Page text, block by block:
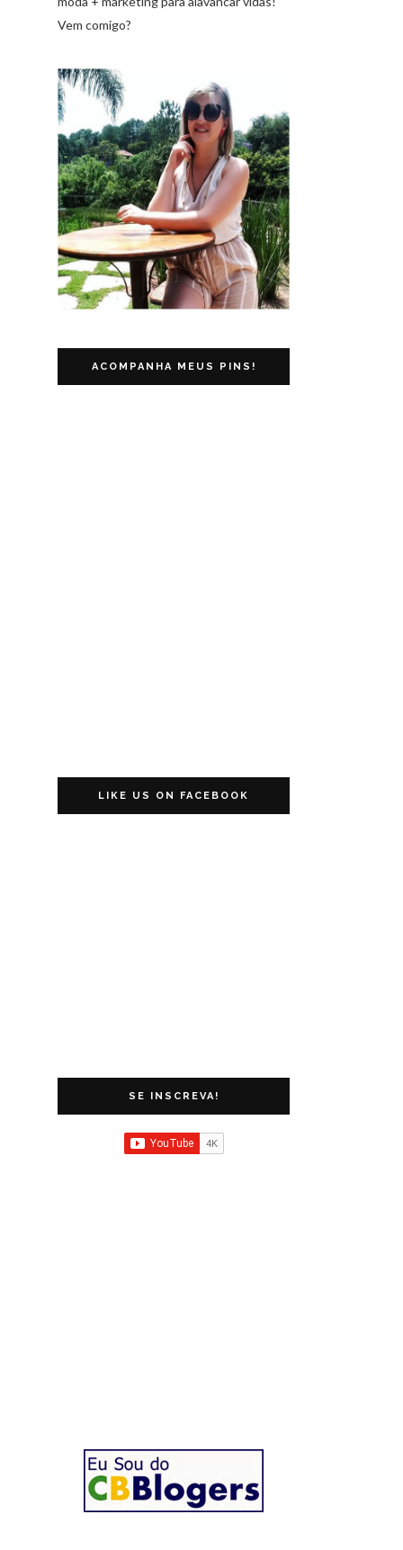
Vem comigo?
ACOMPANHA MEUS PINS!
LIKE US ON FACEBOOK
SE INSCREVA!